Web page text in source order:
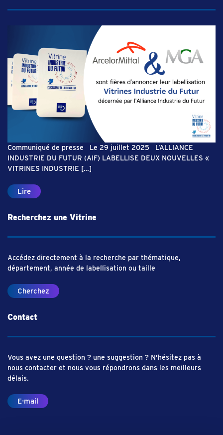
Communiqué de presse Le 29 juillet 2025 L’ALLIANCE
INDUSTRIE DU FUTUR (AIF) LABELLISE DEUX NOUVELLES «
VITRINES INDUSTRIE […]
Lire
Recherchez une Vitrine
Accédez directement à la recherche par thématique,
département, année de labellisation ou taille
Cherchez
Contact
Vous avez une question ? une suggestion ? N’hésitez pas à
nous contacter et nous vous répondrons dans les meilleurs
délais.
E-mail